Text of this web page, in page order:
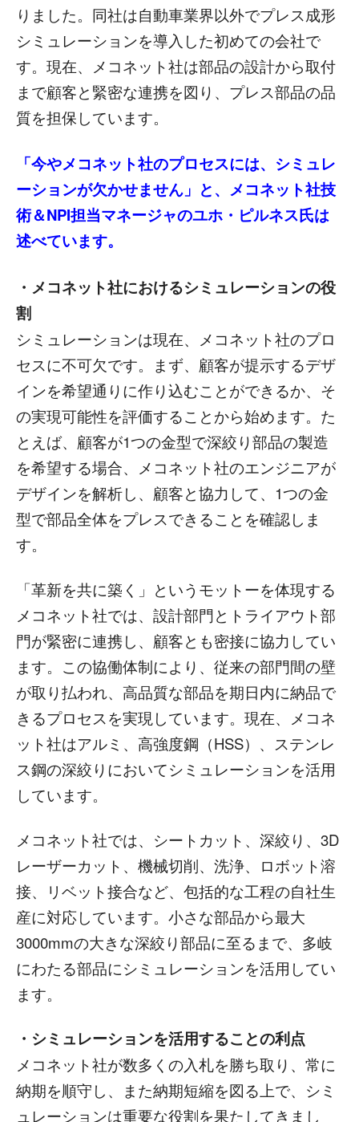
りました。同社は自動車業界以外でプレス成形
シミュレーションを導入した初めての会社で
す。現在、メコネット社は部品の設計から取付
まで顧客と緊密な連携を図り、プレス部品の品
質を担保しています。
「今やメコネット社のプロセスには、シミュレ
ーションが欠かせません」と、メコネット社技
術＆NPI担当マネージャのユホ・ピルネス氏は
述べています。
・メコネット社におけるシミュレーションの役
割
シミュレーションは現在、メコネット社のプロ
セスに不可欠です。まず、顧客が提示するデザ
インを希望通りに作り込むことができるか、そ
の実現可能性を評価することから始めます。た
とえば、顧客が1つの金型で深絞り部品の製造
を希望する場合、メコネット社のエンジニアが
デザインを解析し、顧客と協力して、1つの金
型で部品全体をプレスできることを確認しま
す。
「革新を共に築く」というモットーを体現する
メコネット社では、設計部門とトライアウト部
門が緊密に連携し、顧客とも密接に協力してい
ます。この協働体制により、従来の部門間の壁
が取り払われ、高品質な部品を期日内に納品で
きるプロセスを実現しています。現在、メコネ
ット社はアルミ、高強度鋼（HSS）、ステンレ
ス鋼の深絞りにおいてシミュレーションを活用
しています。
メコネット社では、シートカット、深絞り、3D
レーザーカット、機械切削、洗浄、ロボット溶
接、リベット接合など、包括的な工程の自社生
産に対応しています。小さな部品から最大
3000mmの大きな深絞り部品に至るまで、多岐
にわたる部品にシミュレーションを活用してい
ます。
・シミュレーションを活用することの利点
メコネット社が数多くの入札を勝ち取り、常に
納期を順守し、また納期短縮を図る上で、シミ
ュレーションは重要な役割を果たしてきまし